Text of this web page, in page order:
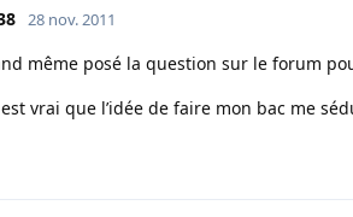
28 nov. 2011
même posé la question sur le forum
vrai que l’idée de faire mon bac me